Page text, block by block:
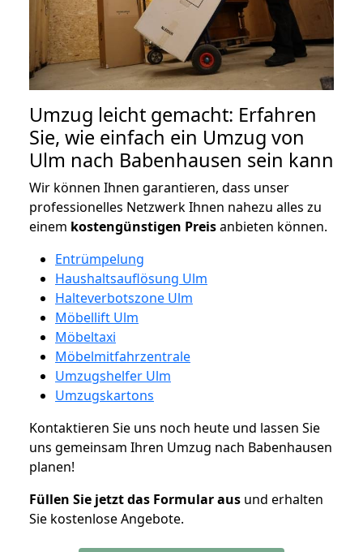
Umzug leicht gemacht: Erfahren
Sie, wie einfach ein Umzug von
Ulm nach Babenhausen sein kann
Wir können Ihnen garantieren, dass unser
professionelles Netzwerk Ihnen nahezu alles zu
einem kostengünstigen Preisanbieten können.
Entrümpelung
Haushaltsauflösung Ulm
Halteverbotszone Ulm
Möbellift Ulm
Möbeltaxi
Möbelmitfahrzentrale
Umzugshelfer Ulm
Umzugskartons
Kontaktieren Sie uns noch heute und lassen Sie
uns gemeinsam Ihren Umzug nach Babenhausen
planen!
Füllen Sie jetzt das Formular aus und erhalten
Sie kostenlose Angebote.